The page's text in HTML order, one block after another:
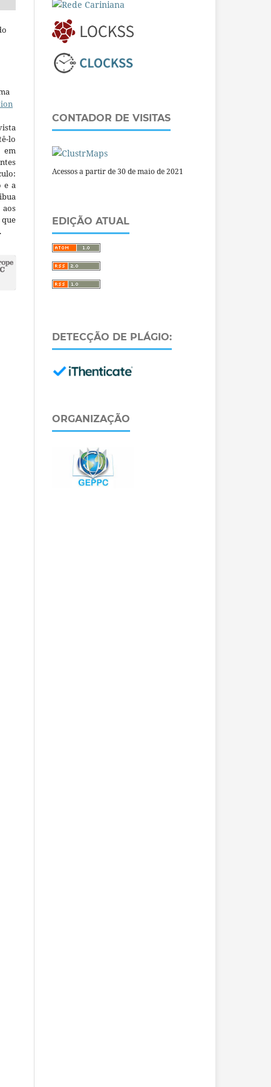
lo
em
e a
CONTADOR DE VISITAS
Acessos a partir de 30 de maio de 2021
EDIÇÃO ATUAL
DETECÇÃO DE PLÁGIO:
ORGANIZAÇÃO